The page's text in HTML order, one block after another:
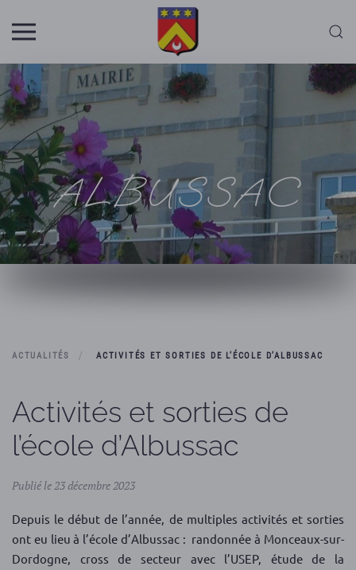
Skip to main content
ALBUSSAC
ACTUALITÉS ACTIVITÉS ET SORTIES DE L’ÉCOLE D’ALBUSSAC
Activités et sorties de
l’école d’Albussac
Publié le 23 décembre 2023
Depuis le début de l’année, de multiples activités et sorties
ont eu lieu à l’école d’Albussac : randonnée à Monceaux-sur-
Dordogne, cross de secteur avec l’USEP, étude de la